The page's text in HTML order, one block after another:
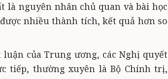
là nguyên nhân chủ quan và bài học
nhiều thành tích, kết quả hơn so
của Trung ương, các Nghị quyết
tiếp, thường xuyên là Bộ Chính trị,